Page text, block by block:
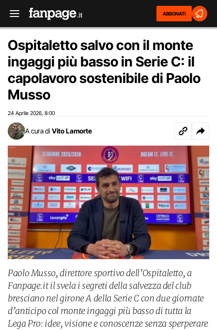
ABBONATI
Ospitaletto salvo con il monte
ingaggi più basso in Serie C: il
capolavoro sostenibile di Paolo
Musso
24 Aprile 2026 8:00
A cura di Vito Lamorte
Paolo Musso, direttore sportivo dell’Ospitaletto, a
Fanpage.it il svela i segreti della salvezza del club
bresciano nel girone A della Serie C con due giornate
d’anticipo col monte ingaggi più basso di tutta la
Lega Pro: idee, visione e conoscenze senza sperperare